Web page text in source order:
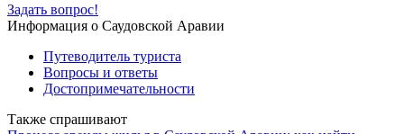
Задать вопрос!
Информация о Саудовской Аравии
Путеводитель туриста
Вопросы и ответы
Достопримечательности
Также спрашивают